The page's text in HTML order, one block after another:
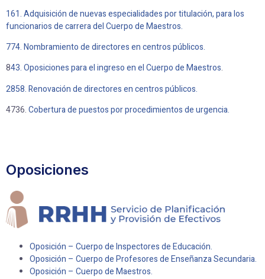
161. Adquisición de nuevas especialidades por titulación, para los
funcionarios de carrera del Cuerpo de Maestros.
774. Nombramiento de directores en centros públicos.
843. Oposiciones para el ingreso en el Cuerpo de Maestros.
2858. Renovación de directores en centros públicos.
4736.Cobertura de puestos por procedimientos de urgencia.
Oposiciones
Oposición – Cuerpo de Inspectores de Educación.
Oposición – Cuerpo de Profesores de Enseñanza Secundaria.
Oposición – Cuerpo de Maestros.